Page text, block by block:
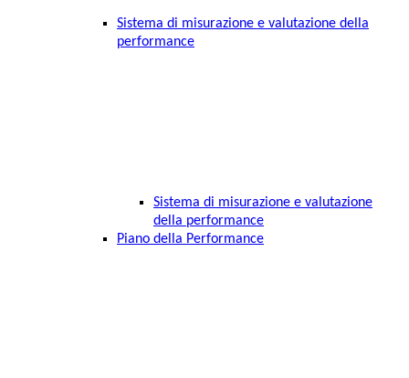
Sistema di misurazione e valutazione della
performance
Sistema di misurazione e valutazione
della performance
Piano della Performance